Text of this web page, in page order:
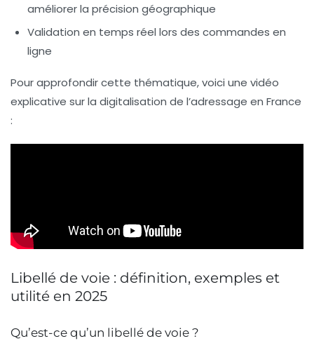
améliorer la précision géographique
Validation en temps réel lors des commandes en
ligne
Pour approfondir cette thématique, voici une vidéo
explicative sur la digitalisation de l’adressage en France
:
Libellé de voie : définition, exemples et
utilité en 2025
Qu’est-ce qu’un libellé de voie ?